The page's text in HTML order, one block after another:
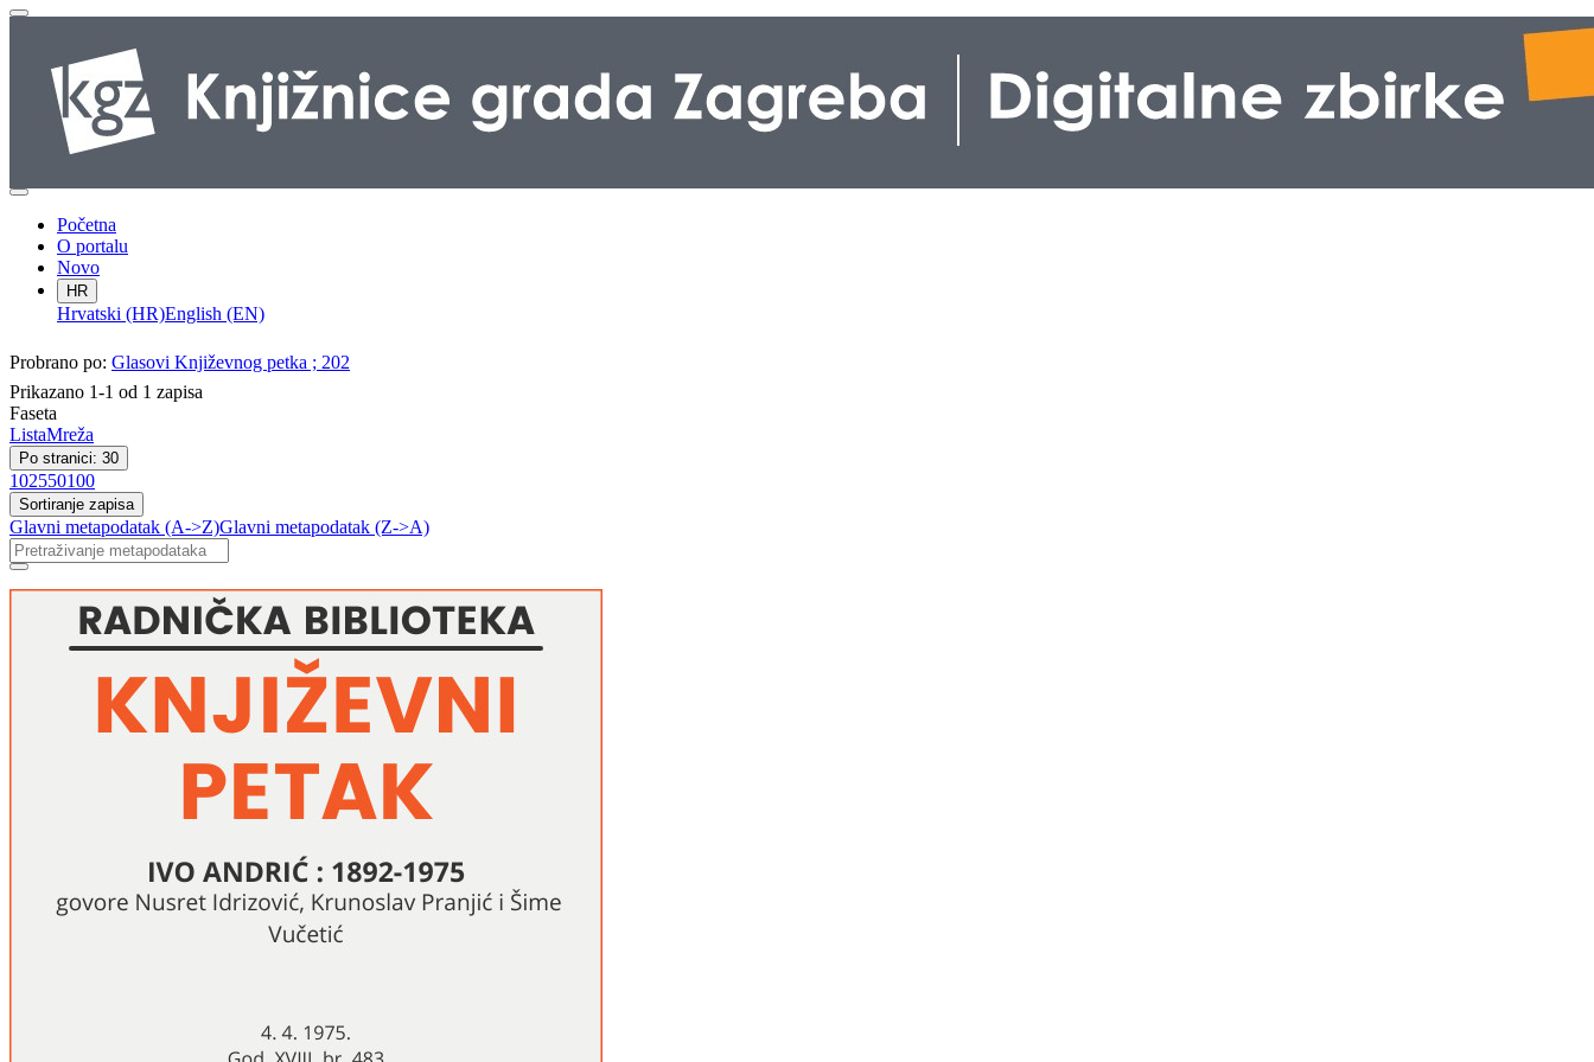
Početna
O portalu
Novo
HR
Hrvatski (HR)English (EN)
Probrano po: Glasovi Književnog petka ; 202
Prikazano 1-1 od 1 zapisa
Faseta
ListaMreža
Po stranici: 30
102550100
Sortiranje zapisa
Glavni metapodatak (A->Z)Glavni metapodatak (Z->A)